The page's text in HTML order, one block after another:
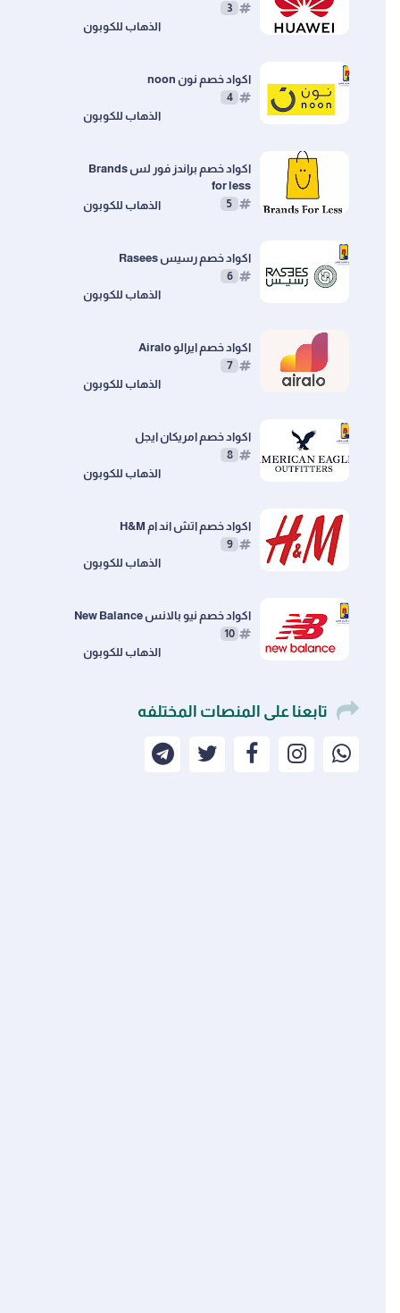
3
اكواد خصم نون noon
4
اكواد خصم براندز فور لس Brands
for less
5
اكواد خصم رسيس Rasees
6
اكواد خصم ايرالو ‎ Airalo
7
اكواد خصم امريكان ايجل
8
اكواد خصم اتش اند ام H&M
9
اكواد خصم نيو بالانس New Balance
10
تابعنا على المنصات المختلفه